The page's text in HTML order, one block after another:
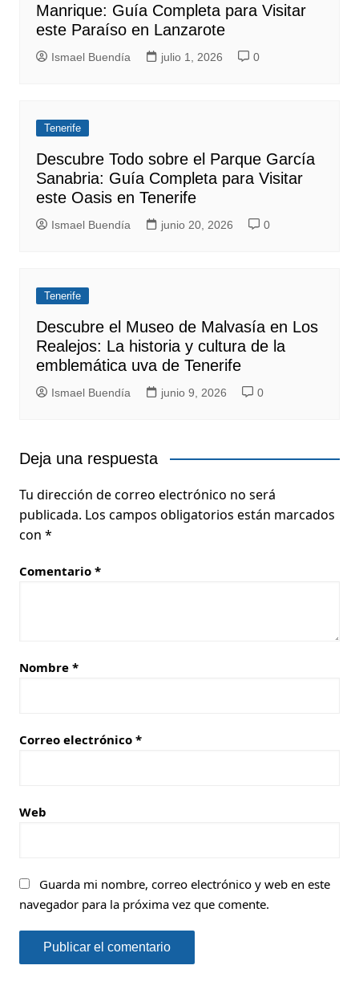
Manrique: Guía Completa para Visitar
este Paraíso en Lanzarote
Ismael Buendía julio 1, 2026 0
Tenerife
Descubre Todo sobre el Parque García
Sanabria: Guía Completa para Visitar
este Oasis en Tenerife
Ismael Buendía junio 20, 2026 0
Tenerife
Descubre el Museo de Malvasía en Los
Realejos: La historia y cultura de la
emblemática uva de Tenerife
Ismael Buendía junio 9, 2026 0
Deja una respuesta
Tu dirección de correo electrónico no será
publicada. Los campos obligatorios están marcados
con *
Comentario *
Nombre *
Correo electrónico *
Web
Guarda mi nombre, correo electrónico y web en este
navegador para la próxima vez que comente.